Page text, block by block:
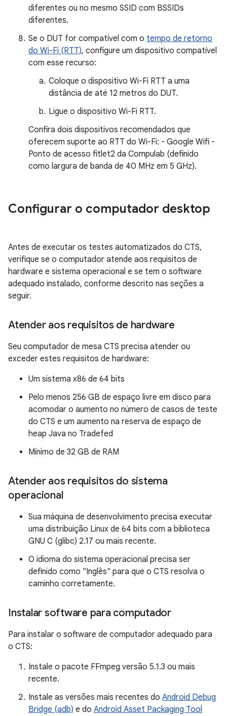
diferentes ou no mesmo SSID com BSSIDs
diferentes.
Se o DUT for compatível com o tempo de retorno
do Wi-Fi (RTT), configure um dispositivo compatível
com esse recurso:
Coloque o dispositivo Wi-Fi RTT a uma
distância de até 12 metros do DUT.
Ligue o dispositivo Wi-Fi RTT.
Confira dois dispositivos recomendados que
oferecem suporte ao RTT do Wi-Fi: - Google Wifi -
Ponto de acesso fitlet2 da Compulab (definido
como largura de banda de 40 MHz em 5 GHz).
Configurar o computador desktop
Antes de executar os testes automatizados do CTS,
verifique se o computador atende aos requisitos de
hardware e sistema operacional e se tem o software
adequado instalado, conforme descrito nas seções a
seguir.
Atender aos requisitos de hardware
Seu computador de mesa CTS precisa atender ou
exceder estes requisitos de hardware:
Um sistema x86 de 64 bits
Pelo menos 256 GB de espaço livre em disco para
acomodar o aumento no número de casos de teste
do CTS e um aumento na reserva de espaço de
heap Java no Tradefed
Mínimo de 32 GB de RAM
Atender aos requisitos do sistema
operacional
Sua máquina de desenvolvimento precisa executar
uma distribuição Linux de 64 bits com a biblioteca
GNU C (glibc) 2.17 ou mais recente.
O idioma do sistema operacional precisa ser
definido como "Inglês" para que o CTS resolva o
caminho corretamente.
Instalar software para computador
Para instalar o software de computador adequado para
o CTS:
Instale o pacote FFmpeg versão 5.1.3 ou mais
recente.
Instale as versões mais recentes do Android Debug
Bridge (adb) e do Android Asset Packaging Tool